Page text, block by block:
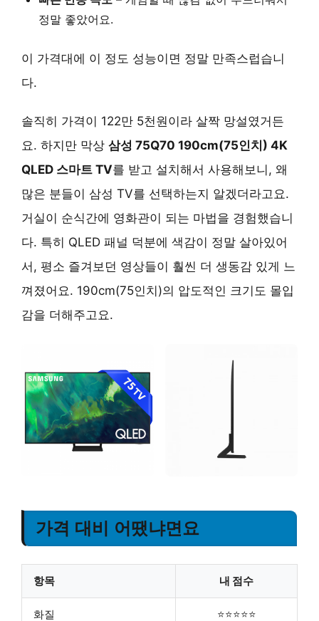
정말 좋았어요.
이 가격대에 이 정도 성능이면 정말 만족스럽습니
다.
솔직히 가격이 122만 5천원이라 살짝 망설였거든
요. 하지만 막상 삼성 75Q70 190cm(75인치) 4K
QLED 스마트 TV를 받고 설치해서 사용해보니, 왜
많은 분들이 삼성 TV를 선택하는지 알겠더라고요.
거실이 순식간에 영화관이 되는 마법을 경험했습니
다. 특히 QLED 패널 덕분에 색감이 정말 살아있어
서, 평소 즐겨보던 영상들이 훨씬 더 생동감 있게 느
껴졌어요. 190cm(75인치)의 압도적인 크기도 몰입
감을 더해주고요.
가격 대비 어땠냐면요
항목 내 점수
화질 ⭐⭐⭐⭐⭐